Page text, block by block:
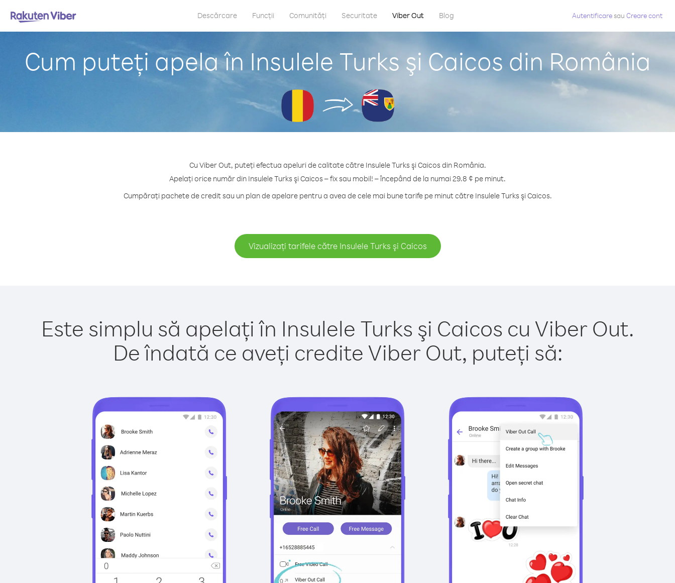
Descărcare Funcții Comunități Securitate Viber Out Blog Autentificaresau Creare cont
Cum puteți apela în Insulele Turks şi Caicos din România
Cu Viber Out, puteți efectua apeluri de calitate către Insulele Turks şi Caicos din România.
Apelați orice număr din Insulele Turks şi Caicos – fix sau mobil! – începând de la numai 29.8 ¢ pe minut.
Cumpărați pachete de credit sau un plan de apelare pentru a avea de cele mai bune tarife pe minut către Insulele Turks şi Caicos.
Vizualizați tarifele către Insulele Turks şi Caicos
Este simplu să apelați în Insulele Turks şi Caicos cu Viber Out.
De îndată ce aveți credite Viber Out, puteți să: